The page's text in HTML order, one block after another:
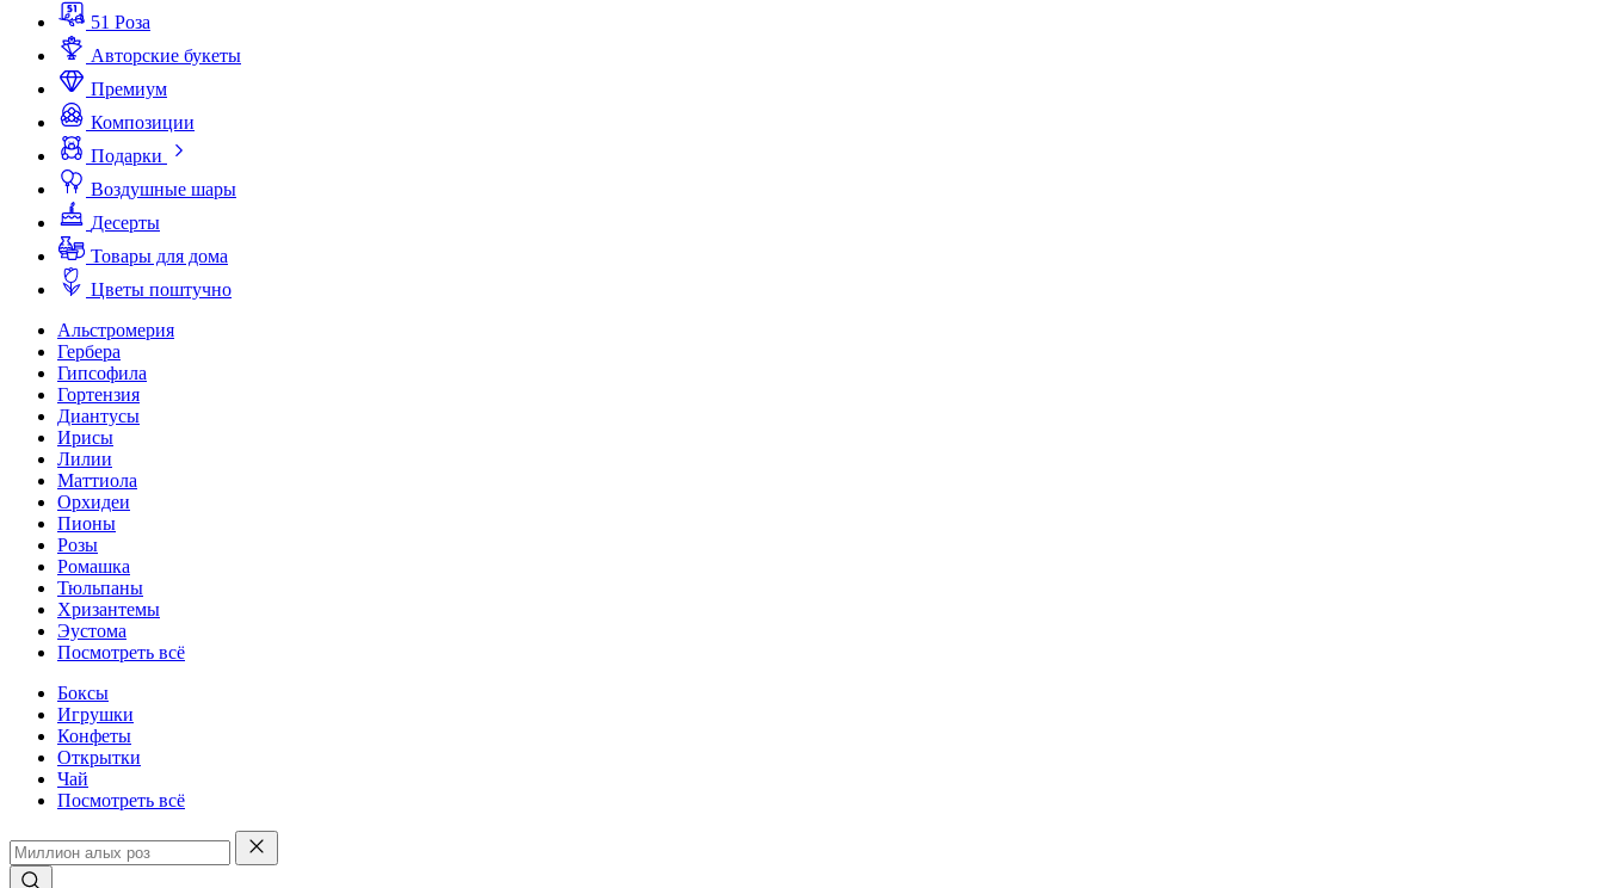
51 Роза
Авторские букеты
Премиум
Композиции
Подарки
Воздушные шары
Десерты
Товары для дома
Цветы поштучно
Альстромерия
Гербера
Гипсофила
Гортензия
Диантусы
Ирисы
Лилии
Маттиола
Орхидеи
Пионы
Розы
Ромашка
Тюльпаны
Хризантемы
Эустома
Посмотреть всё
Боксы
Игрушки
Конфеты
Открытки
Чай
Посмотреть всё